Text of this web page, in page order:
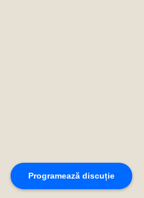
Programează discuție